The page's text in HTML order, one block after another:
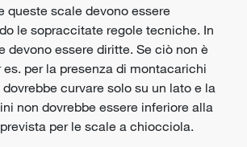
queste scale devono essere
le sopraccitate regole tecniche. In
devono essere diritte. Se ciò non è
es. per la presenza di montacarichi
curvare solo su un lato e la
non dovrebbe essere inferiore alla
per le scale a chiocciola.